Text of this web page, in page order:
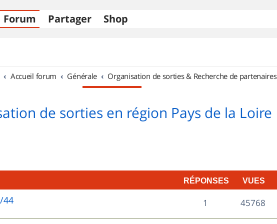
Forum Partager Shop
Accueil forum Générale Organisation de sorties & Recherche de partenaires
de sorties en région Pays de la Loire
RÉPONSES VUES
44 1
é
45768V
u